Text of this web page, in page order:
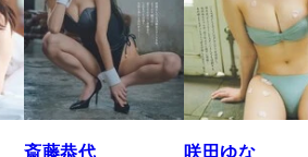
咲田ゆな
藤水咲桜『花